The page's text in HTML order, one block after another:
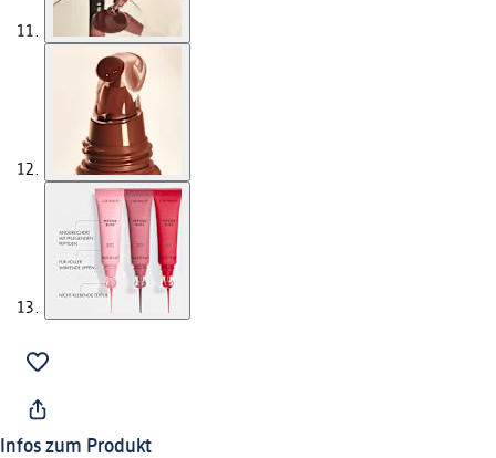
Infos zum Produkt